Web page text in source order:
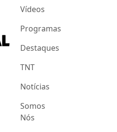
Vídeos
Programas
Destaques
TNT
Notícias
Somos
Nós